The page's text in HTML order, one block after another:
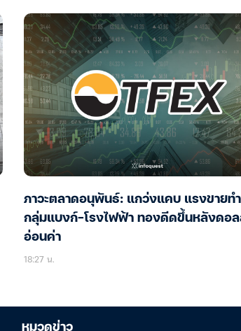
ภาวะตลาดอนุพันธ์: แกว่งแคบ แรงขายทำ
กลุ่มแบงก์-โรงไฟฟ้า ทองดีดขึ้นหลังดอล
อ่อนค่า
18:27 น.
หมวดข่าว